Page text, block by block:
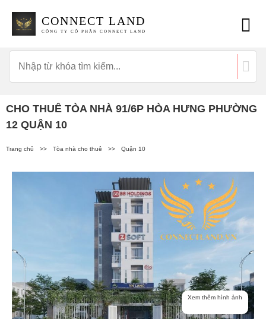
CONNECT LAND
CÔNG TY CỔ PHẦN CONNECT LAND
CHO THUÊ TÒA NHÀ 91/6P HÒA HƯNG PHƯỜNG
12 QUẬN 10
Trang chủ >> Tòa nhà cho thuê >> Quận 10
Xem thêm hình ảnh